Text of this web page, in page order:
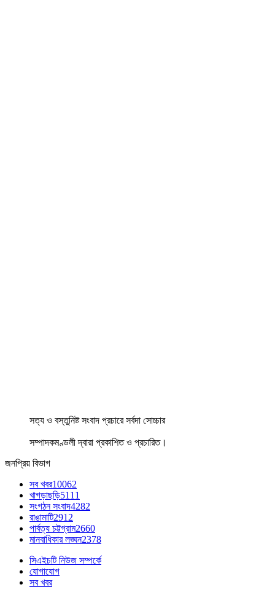
সত্য ও বস্তুনিষ্ট সংবাদ প্রচারে সর্বদা সোচ্চার
সম্পাদকমণ্ডলী দ্বারা প্রকাশিত ও প্রচারিত।
জনপ্রিয় বিভাগ
সব খবর10062
খাগড়াছড়ি5111
সংগঠন সংবাদ4282
রাঙামাটি2912
পার্বত্য চট্টগ্রাম2660
মানবাধিকার লঙ্ঘন2378
সিএইচটি নিউজ সম্পর্কে
যোগাযোগ
সব খবর